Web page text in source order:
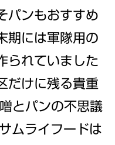
パンもおすすめ
期には軍隊用の
られていました
だけに残る貴重
とパンの不思議
ムライフードは